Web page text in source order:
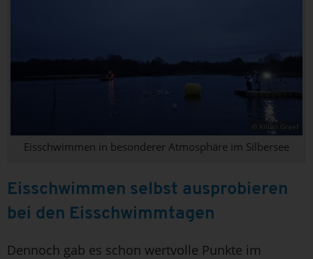
© Kilian Graef
Eisschwimmen in besonderer Atmosphäre im Silbersee
Eisschwimmen selbst ausprobieren
bei den Eisschwimmtagen
Dennoch gab es schon wertvolle Punkte im